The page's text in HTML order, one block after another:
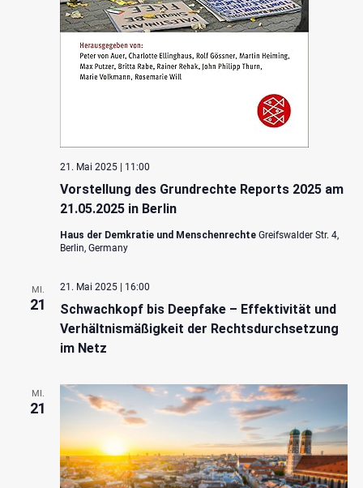
Vorstellung des Grundrechte Reports 2025 am
21.05.2025 in Berlin
21. Mai 2025 | 11:00
Haus der Demkratie und Menschenrechte Greifswalder Str. 4,
Berlin, Germany
MI.
21
Schwachkopf bis Deepfake – Effektivität und
Verhältnismäßigkeit der Rechtsdurchsetzung
im Netz
21. Mai 2025 | 16:00
MI.
21